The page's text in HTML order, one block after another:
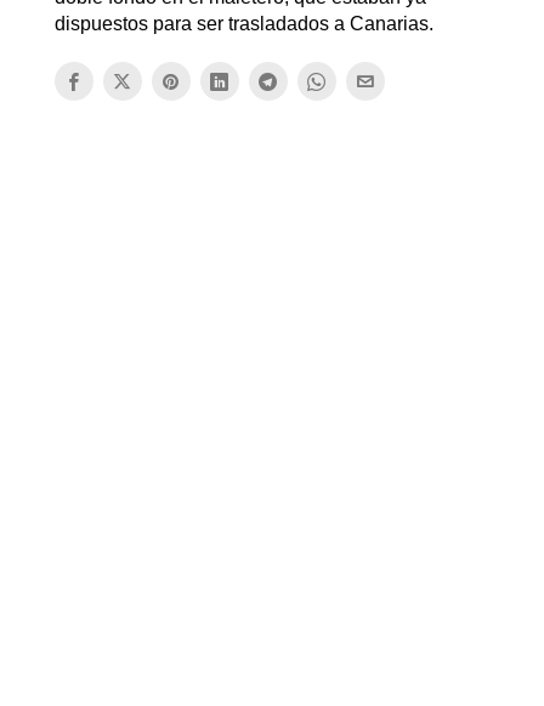
dispuestos para ser trasladados a Canarias.